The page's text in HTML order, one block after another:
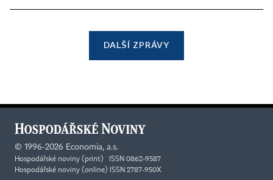
DALŠÍ ZPRÁVY
© 1996-2026 Economia, a.s.
Hospodářské noviny (print) ISSN 0862-9587
Hospodářské noviny (online) ISSN 2787-950X